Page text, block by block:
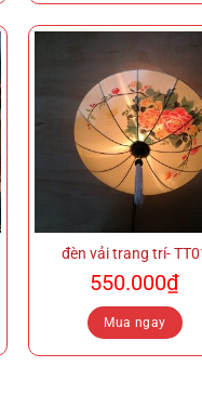
đèn vải trang trí-
550.000₫
Mua ngay